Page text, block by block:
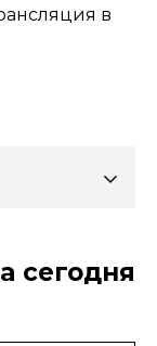
в
сегодня